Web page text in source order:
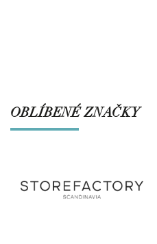
OBLÍBENÉ ZNAČKY